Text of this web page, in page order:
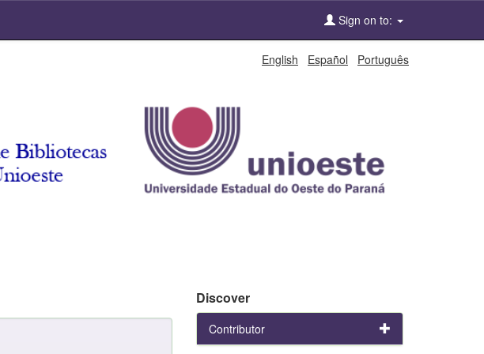
Sign on to:
English Español Português
Discover
Contributor